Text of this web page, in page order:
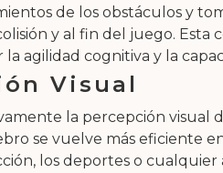
de los obstáculos y
y al fin del juego. Esta
agilidad cognitiva y la
Visual
la percepción visual
se vuelve más eficiente
los deportes o